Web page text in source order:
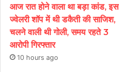
आज रात होने वाला था बड़ा कांड, इस
ज्वेलरी शॉप में थी डकैती की साजिश,
चलने वाली थी गोली, समय रहते 3
आरोपी गिरफ्तार
10 hours ago